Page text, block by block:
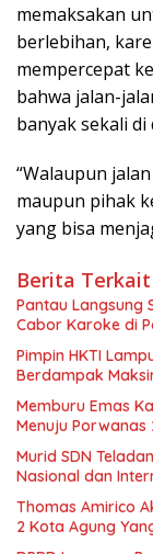
memaksakan
berlebihan,
mempercepat
bahwa jalan-
banyak sekali
“Walaupun
maupun pihak
yang bisa
Berita Terkait
Pantau Langsung
Cabor Karoke di
Pimpin HKTI
Berdampak
Memburu Emas
Menuju Porwanas
Murid SDN
Nasional dan
Thomas Amirico
2 Kota Agung